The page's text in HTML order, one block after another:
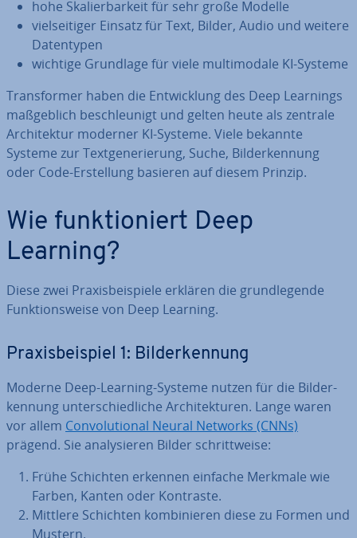
hohe Ska­lier­bar­keit für sehr große Modelle
viel­sei­ti­ger Einsatz für Text, Bilder, Audio und weitere
Da­ten­ty­pen
wichtige Grundlage für viele mul­ti­mo­da­le KI-Systeme
Trans­for­mer haben die Ent­wick­lung des Deep Learnings
maß­geb­lich be­schleu­nigt und gelten heute als zentrale
Ar­chi­tek­tur moderner KI-Systeme. Viele bekannte
Systeme zur Text­ge­ne­rie­rung, Suche, Bil­der­ken­nung
oder Code-Er­stel­lung basieren auf diesem Prinzip.
Wie funk­tio­niert Deep
Learning?
Diese zwei Pra­xis­bei­spie­le erklären die grund­le­gen­de
Funk­ti­ons­wei­se von Deep Learning.
Pra­xis­bei­spiel 1: Bil­der­ken­nung
Moderne Deep-Learning-Systeme nutzen für die Bil­der­
ken­nung un­ter­schied­li­che Ar­chi­tek­tu­ren. Lange waren
vor allem Con­vo­lu­tio­nal Neural Networks (CNNs)
prägend. Sie ana­ly­sie­ren Bilder schritt­wei­se:
Frühe Schichten erkennen einfache Merkmale wie
Farben, Kanten oder Kontraste.
Mittlere Schichten kom­bi­nie­ren diese zu Formen und
Mustern.